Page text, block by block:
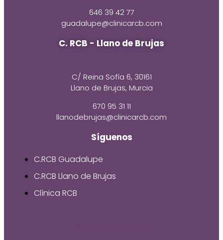
646 39 42 77
guadalupe@clinicarcb.com
C. RCB - Llano de Brujas
C/ Reina Sofía 6, 30161
Llano de Brujas, Murcia
670 95 31 11
llanodebrujas@clinicarcb.com
Síguenos
C.RCB Guadalupe
C.RCB Llano de Brujas
Clínica RCB